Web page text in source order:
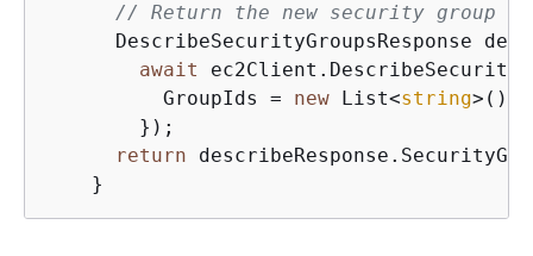
// Return the new security group
DescribeSecurityGroupsResponse
await
          GroupIds =
new List<string>()
        });
return
    }